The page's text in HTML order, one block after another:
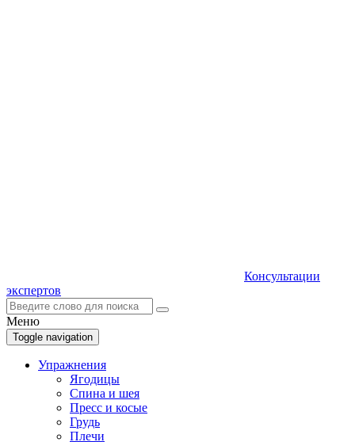
Консультации
экспертов
Меню
Toggle navigation
Упражнения
Ягодицы
Спина и шея
Пресс и косые
Грудь
Плечи